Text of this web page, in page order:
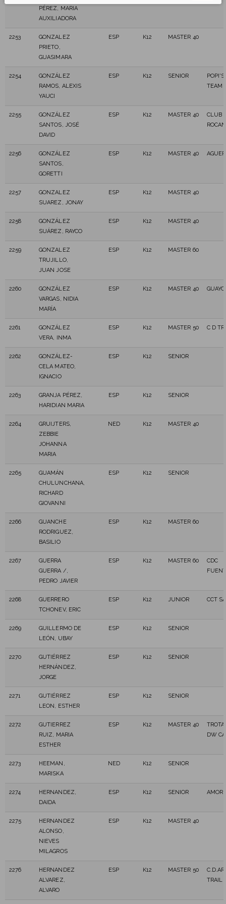
PÉREZ, MARIA
AUXILIADORA
2253
GONZALEZ
PRIETO,
GUASIMARA
ESP K12 MASTER 40
2254
GONZÁLEZ
RAMOS, ALEXIS
YAUCI
ESP K12 SENIOR
TEAM
2255
GONZÁLEZ
SANTOS, JOSÉ
DAVID
ESP K12 MASTER 40
CLUB
2256
GONZÁLEZ
SANTOS,
GORETTI
ESP K12 MASTER 40
2257
GONZALEZ
SUAREZ, JONAY
ESP K12 MASTER 40
2258
GONZÁLEZ
SUÁREZ, RAYCO
ESP K12 MASTER 40
2259
GONZALEZ
TRUJILLO,
JUAN JOSE
ESP K12 MASTER 60
2260
GONZÁLEZ
VARGAS, NIDIA
MARÍA
ESP K12 MASTER 40
2261
GONZÁLEZ
VERA, INMA
ESP K12 MASTER 50 C D
2262
GONZÁLEZ-
CELA MATEO,
IGNACIO
ESP K12 SENIOR
2263
GRANJA PÉREZ,
HARIDIAN MARIA
ESP K12 SENIOR
2264
GRUIJTERS,
ZEBBIE
JOHANNA
MARIA
NED K12 MASTER 40
2265
GUAMÁN
CHULUNCHANA,
RICHARD
GIOVANNI
ESP K12 SENIOR
2266
GUANCHE
RODRIGUEZ,
BASILIO
ESP K12 MASTER 60
2267
GUERRA
GUERRA /,
PEDRO JAVIER
ESP K12 MASTER 60
CDC
2268
GUERRERO
TCHONEV, ERIC
ESP K12 JUNIOR CCT
2269
GUILLERMO DE
LEÓN, UBAY
ESP K12 SENIOR
2270
GUTIÉRREZ
HERNÁNDEZ,
JORGE
ESP K12 SENIOR
2271
GUTIÉRREZ
LEON, ESTHER
ESP K12 SENIOR
2272
GUTIERREZ
RUIZ, MARIA
ESTHER
ESP K12 MASTER 40
DW
2273
HEEMAN,
MARISKA
NED K12 SENIOR
2274
HERNANDEZ,
DAIDA
ESP K12 SENIOR
2275
HERNANDEZ
ALONSO,
NIEVES
MILAGROS
ESP K12 MASTER 40
2276
HERNANDEZ
ALVAREZ,
ALVARO
ESP K12 MASTER 50
TRAIL